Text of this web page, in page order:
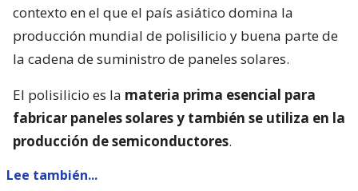
contexto en el que el país asiático domina la
producción mundial de polisilicio y buena parte de
la cadena de suministro de paneles solares.
El polisilicio es la materia prima esencial para
fabricar paneles solares y también se utiliza en la
producción de semiconductores.
Lee también...